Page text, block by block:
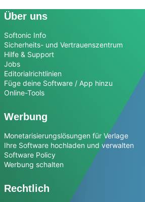
Über uns
Softonic Info
Sicherheits- und Vertrauenszentrum
Hilfe & Support
Jobs
Editorialrichtlinien
Füge deine Software / App hinzu
Online-Tools
Werbung
Monetarisierungslösungen für Verlage
Ihre Software hochladen und verwalten
Software Policy
Werbung schalten
Rechtlich